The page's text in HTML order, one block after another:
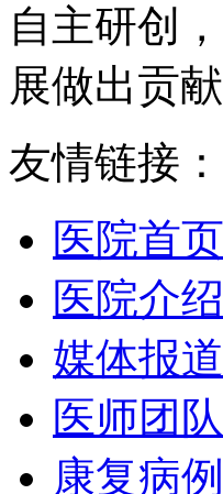
自主研创
展做出贡献
友情链接：
医院首页
医院介绍
媒体报道
医师团队
康复病例